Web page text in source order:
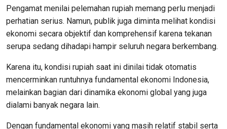
Pengamat menilai pelemahan rupiah memang perlu menjadi
perhatian serius. Namun, publik juga diminta melihat kondisi
ekonomi secara objektif dan komprehensif karena tekanan
serupa sedang dihadapi hampir seluruh negara berkembang.
Karena itu, kondisi rupiah saat ini dinilai tidak otomatis
mencerminkan runtuhnya fundamental ekonomi Indonesia,
melainkan bagian dari dinamika ekonomi global yang juga
dialami banyak negara lain.
Dengan fundamental ekonomi yang masih relatif stabil serta